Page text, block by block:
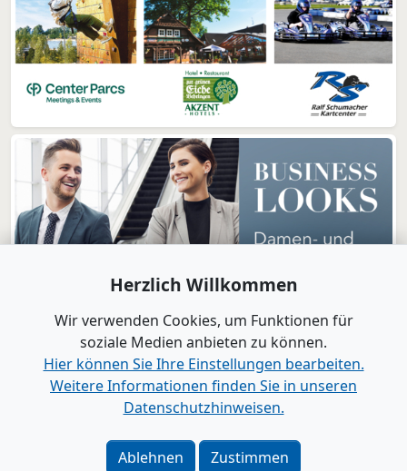
www.B2B-Wirtschaft.de
Impressum|Datenschutz|Barrierefreiheit
Herzlich Willkommen
Wir verwenden Cookies, um Funktionen für
soziale Medien anbieten zu können.
Hier können Sie Ihre Einstellungen bearbeiten.
Weitere Informationen finden Sie in unseren
Datenschutzhinweisen.
Ablehnen Zustimmen